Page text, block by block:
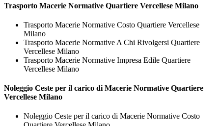
Trasporto Macerie Normative Quartiere Vercellese Milano
Trasporto Macerie Normative Costo Quartiere Vercellese
Milano
Trasporto Macerie Normative A Chi Rivolgersi Quartiere
Vercellese Milano
Trasporto Macerie Normative Impresa Edile Quartiere
Vercellese Milano
Noleggio Ceste per il carico di Macerie Normative Quartiere
Vercellese Milano
Noleggio Ceste per il carico di Macerie Normative Costo